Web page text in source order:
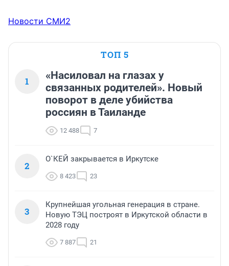
Новости СМИ2
ТОП 5
1
«Насиловал на глазах у
связанных родителей». Новый
поворот в деле убийства
россиян в Таиланде
12 488 7
2
О`КЕЙ закрывается в Иркутске
8 423 23
3
Крупнейшая угольная генерация в стране.
Новую ТЭЦ построят в Иркутской области в
2028 году
7 887 21